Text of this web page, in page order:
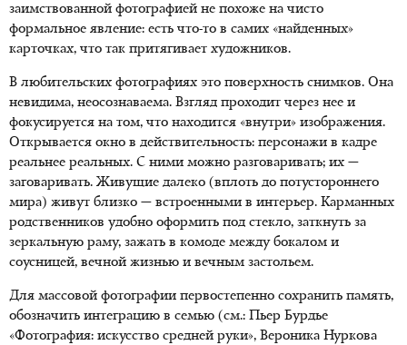
заимствованной фотографией не похоже на чисто
формальное явление: есть что-то в самих «найденных»
карточках, что так притягивает художников.
В любительских фотографиях это поверхность снимков. Она
невидима, неосознаваема. Взгляд проходит через нее и
фокусируется на том, что находится «внутри» изображения.
Открывается окно в действительность: персонажи в кадре
реальнее реальных. С ними можно разговаривать; их —
заговаривать. Живущие далеко (вплоть до потустороннего
мира) живут близко — встроенными в интерьер. Карманных
родственников удобно оформить под стекло, заткнуть за
зеркальную раму, зажать в комоде между бокалом и
соусницей, вечной жизнью и вечным застольем.
Для массовой фотографии первостепенно сохранить память,
обозначить интеграцию в семью (см.: Пьер Бурдье
«Фотография: искусство средней руки», Вероника Нуркова